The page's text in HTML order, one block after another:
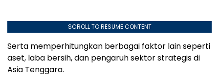
SCROLL TO RESUME CONTENT
Serta memperhitungkan berbagai faktor lain seperti
aset, laba bersih, dan pengaruh sektor strategis di
Asia Tenggara.